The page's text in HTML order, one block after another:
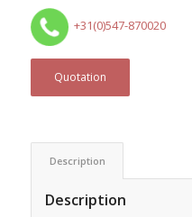
+31(0)547-870020
Quotation
Description
Description